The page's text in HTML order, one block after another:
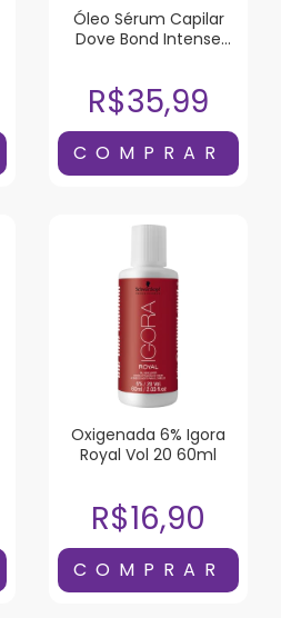
Óleo Sérum Capilar
Dove Bond Intense
R$35,99
Oxigenada 6% Igora
Royal Vol 20 60ml
R$16,90